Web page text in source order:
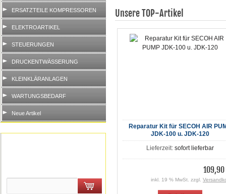
ERSATZTEILE KOMPRESSOREN
ELEKTROARTIKEL
STEUERUNGEN
DRUCKENTWÄSSERUNG
KLEINKLÄRANLAGEN
WARTUNGSBEDARF
Neue Artikel
Unsere TOP-Artikel
Reparatur Kit für SECOH AIR
JDK-100 u. JDK-120
Lieferzeit: sofort lieferbar
109,90
inkl. 19 % MwSt. zzgl.